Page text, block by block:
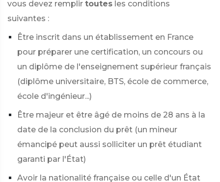
vous devez remplir toutes les conditions
suivantes :
Être inscrit dans un établissement en France
pour préparer une certification, un concours ou
un diplôme de l'enseignement supérieur français
(diplôme universitaire, BTS, école de commerce,
école d'ingénieur...)
Être majeur et être âgé de moins de 28 ans à la
date de la conclusion du prêt (un mineur
émancipé peut aussi solliciter un prêt étudiant
garanti par l'État)
Avoir la nationalité française ou celle d'un État